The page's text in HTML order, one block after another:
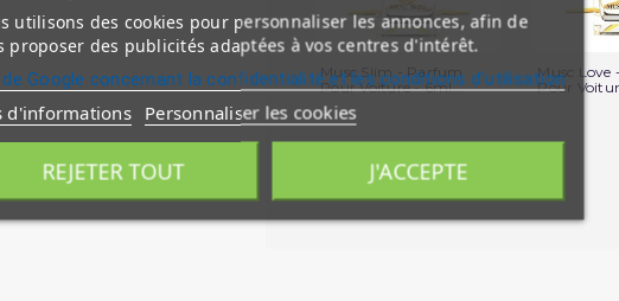
Musc Slim - Parfum
Pour Voiture - 6ml...
Musc Love
Pour
utilisons des cookies pour personnaliser les annonces, afin de
proposer des publicités adaptées à vos centres d'intérêt.
Google concernant la confidentialité et les conditions d'utilisation
d'informations Personnaliser les cookies
REJETER TOUT J'ACCEPTE